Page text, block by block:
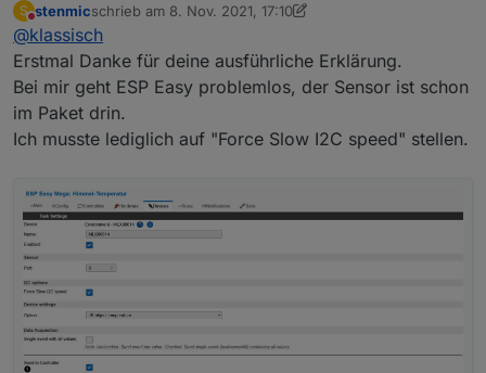
liefer die MLX Daten nach Homematic, ist recht
featurereich und dadurch leider unübersichtlich und
schwer zu warten. Das HMI ist nicht mehr zeitgemäß.
Meine Sensoren laufen prima damit, aber ich
entwickle das nicht mehr weiter. Die Fertigframworks
sind einfach bequemer u nd haben ein ordentlichens
HMI und ein ordentliches Webinterface.
zu unterstützen.
Tasmota ünterstützt das zwar (github Tasmota
MLX90614), aber man muß dann selbst übersetzen.
ESPHome scheint das noch nicht offiziell integriert zu
haben. Es gibt einige Implementierungen durch
Zufügen von Libs, Beispiele,Beispiel 2,Beispiel 3
S
Nicht stören
stenmicschrieb am 8. Nov. 2021, 17:10
zuletzt editiert von stenmic 11. Aug. 2021, 18:14
@klassisch
Erstmal Danke für deine ausführliche Erklärung.
Bei mir geht ESP Easy problemlos, der Sensor ist schon
im Paket drin.
Ich musste lediglich auf "Force Slow I2C speed" stellen.